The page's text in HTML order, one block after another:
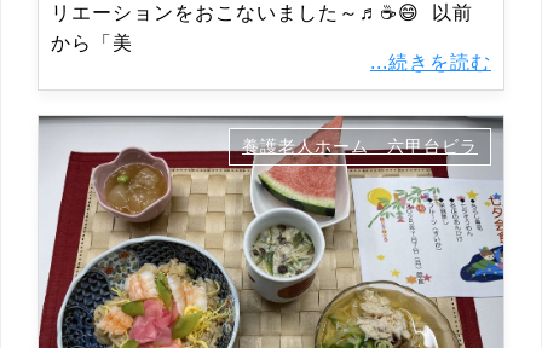
リエーションをおこないました～♬☕😄 以前
から「美
...続きを読む
養護老人ホーム 六甲台ビラ